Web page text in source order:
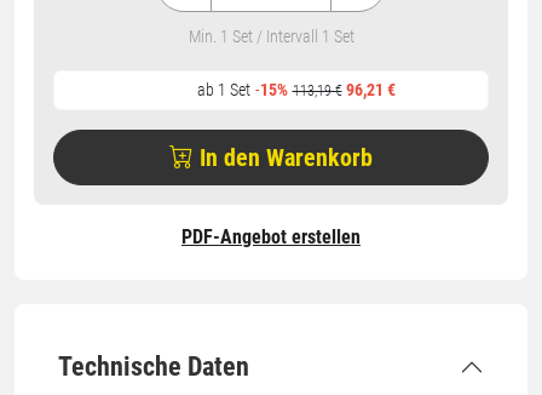
Technische Daten
ab 1 Set -15% 113,19 € 96,21 €
Min. 1 Set / Intervall 1 Set
In den Warenkorb
PDF-Angebot erstellen